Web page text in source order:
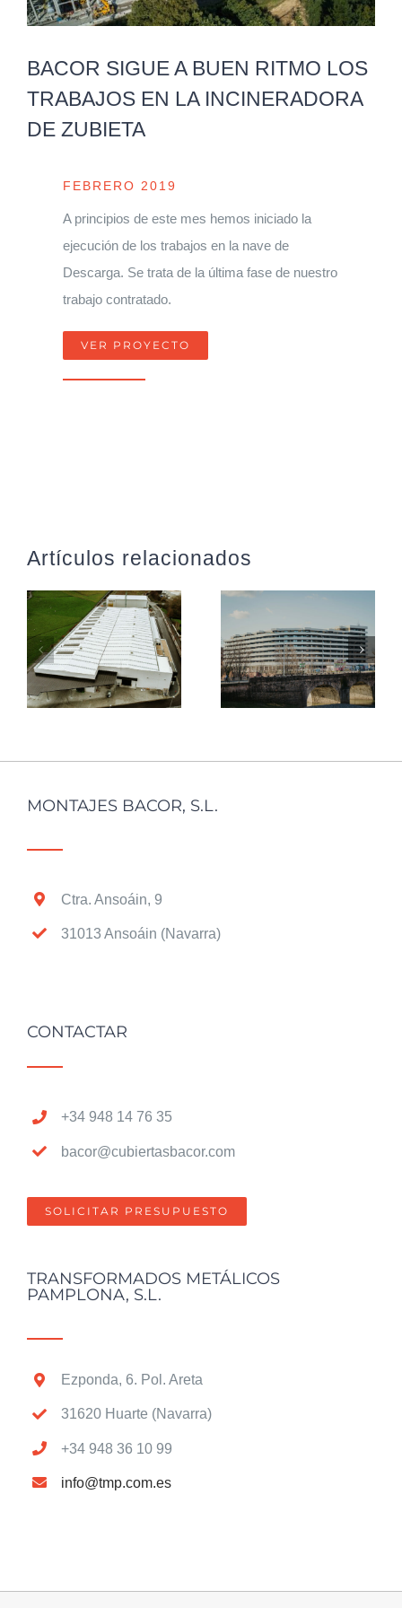
BACOR SIGUE A BUEN RITMO LOS
TRABAJOS EN LA INCINERADORA
DE ZUBIETA
FEBRERO 2019
A principios de este mes hemos iniciado la
ejecución de los trabajos en la nave de
Descarga. Se trata de la última fase de nuestro
trabajo contratado.
VER PROYECTO
Artículos relacionados
ULMA
AGRICOLA,
obra recién
entregada
San Jorge-
Pamplona
MONTAJES BACOR, S.L.
Ctra. Ansoáin, 9
31013 Ansoáin (Navarra)
CONTACTAR
+34 948 14 76 35
bacor@cubiertasbacor.com
SOLICITAR PRESUPUESTO
TRANSFORMADOS METÁLICOS
PAMPLONA, S.L.
Ezponda, 6. Pol. Areta
31620 Huarte (Navarra)
+34 948 36 10 99
info@tmp.com.es